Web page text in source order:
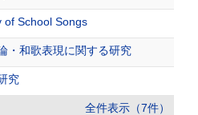
of School Songs
・和歌表現に関する研究
究
全件表示（7件）